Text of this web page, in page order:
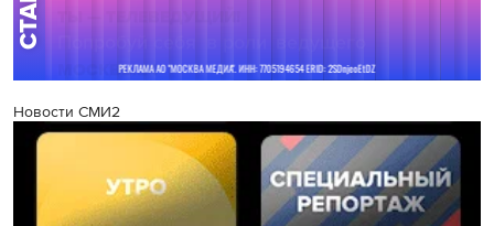
Новости СМИ2